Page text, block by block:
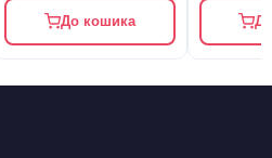
До кошика